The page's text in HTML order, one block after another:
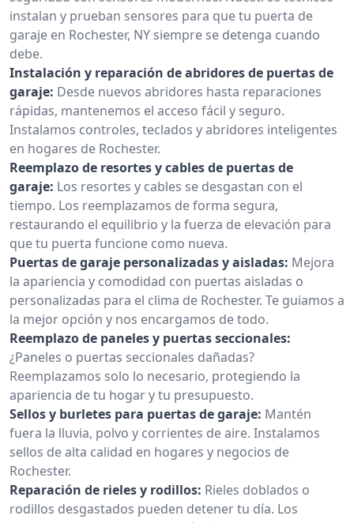
instalan y prueban sensores para que tu puerta de
garaje en Rochester, NY siempre se detenga cuando
debe.
Instalación y reparación de abridores de puertas de
garaje: Desde nuevos abridores hasta reparaciones
rápidas, mantenemos el acceso fácil y seguro.
Instalamos controles, teclados y abridores inteligentes
en hogares de Rochester.
Reemplazo de resortes y cables de puertas de
garaje: Los resortes y cables se desgastan con el
tiempo. Los reemplazamos de forma segura,
restaurando el equilibrio y la fuerza de elevación para
que tu puerta funcione como nueva.
Puertas de garaje personalizadas y aisladas: Mejora
la apariencia y comodidad con puertas aisladas o
personalizadas para el clima de Rochester. Te guiamos a
la mejor opción y nos encargamos de todo.
Reemplazo de paneles y puertas seccionales:
¿Paneles o puertas seccionales dañadas?
Reemplazamos solo lo necesario, protegiendo la
apariencia de tu hogar y tu presupuesto.
Sellos y burletes para puertas de garaje: Mantén
fuera la lluvia, polvo y corrientes de aire. Instalamos
sellos de alta calidad en hogares y negocios de
Rochester.
Reparación de rieles y rodillos: Rieles doblados o
rodillos desgastados pueden detener tu día. Los